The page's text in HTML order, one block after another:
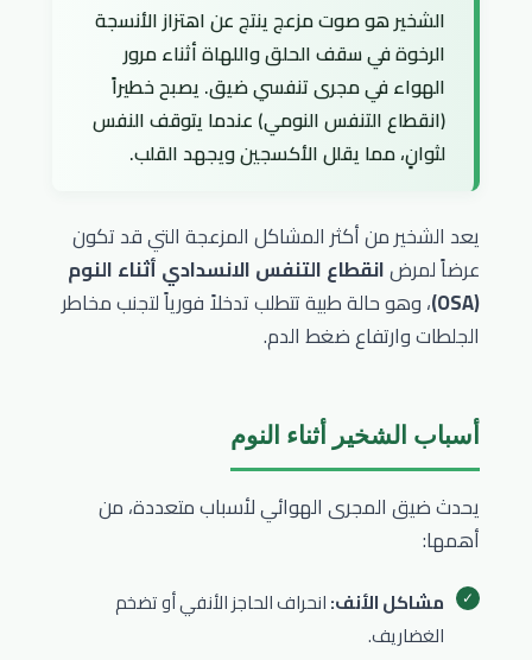
الشخير هو صوت مزعج ينتج عن اهتزاز الأنسجة
الرخوة في سقف الحلق واللهاة أثناء مرور
الهواء في مجرى تنفسي ضيق. يصبح خطيراً
(انقطاع التنفس النومي) عندما يتوقف النفس
لثوانٍ، مما يقلل الأكسجين ويجهد القلب.
يعد الشخير من أكثر المشاكل المزعجة التي قد تكون
عرضاً لمرضانقطاع التنفس الانسدادي أثناء النوم
(OSA)
، وهو حالة طبية تتطلب تدخلاً فورياً لتجنب مخاطر
الجلطات وارتفاع ضغط الدم.
أسباب الشخير أثناء النوم
يحدث ضيق المجرى الهوائي لأسباب متعددة، من
أهمها:
مشاكل الأنف:انحراف الحاجز الأنفي أو تضخم
الغضاريف.